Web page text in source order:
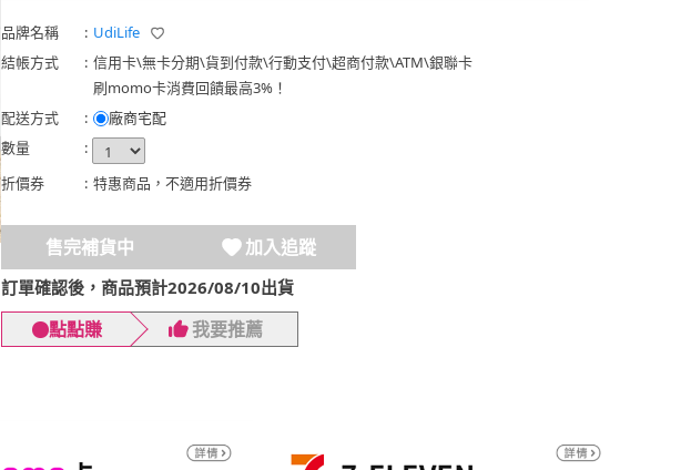
品牌名稱 : UdiLife
結帳方式
: 信用卡\無卡分期\貨到付款\行動支付\超商付款\ATM\銀聯卡
刷momo卡消費回饋最高3%！
配送方式
:
廠商宅配
數量
:
折價券
: 特惠商品，不適用折價券
售完補貨中 加入追蹤
訂單確認後，商品預計2026/08/10出貨
點點賺 我要推薦